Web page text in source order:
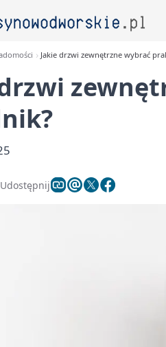
Jakie drzwi zewnętrzne wybrać
Udostępnij